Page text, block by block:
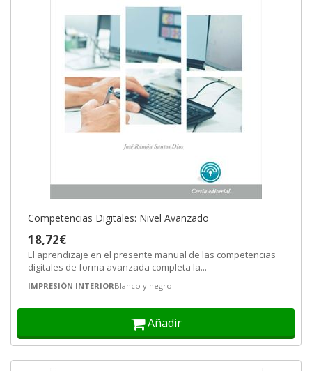
Competencias Digitales: Nivel Avanzado
18,72€
El aprendizaje en el presente manual de las competencias
digitales de forma avanzada completa la...
IMPRESIÓN INTERIORBlanco y negro
Añadir